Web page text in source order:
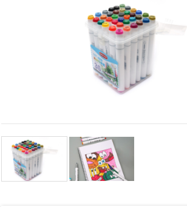
den
Datenverkehr
analysieren
sowie